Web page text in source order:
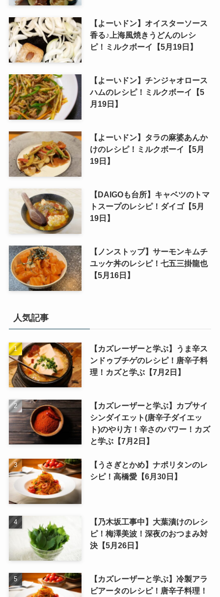
【よーいドン】オイスターソース
香る♪上海風焼きうどんのレシ
ピ！ミルクボーイ【5月19日】
【よーいドン】チンジャオロース
ハムのレシピ！ミルクボーイ【5
月19日】
【よーいドン】タラの麻婆あんか
けのレシピ！ミルクボーイ【5月
19日】
【DAIGOも台所】キャベツのトマ
トスープのレシピ！ダイゴ【5月
19日】
【ノンストップ】サーモンキムチ
ユッケ丼のレシピ！七五三掛龍也
【5月16日】
人気記事
【カズレーザーと学ぶ】うま辛ス
ンドゥブチゲのレシピ！唐辛子料
理！カズと学ぶ【7月2日】
【カズレーザーと学ぶ】カプサイ
シンダイエット(唐辛子ダイエッ
ト)のやり方！辛さのパワー！カズ
と学ぶ【7月2日】
【うさぎとかめ】ナポリタンのレ
シピ！高橋愛【6月30日】
【乃木坂工事中】大葉漬けのレシ
ピ！梅澤美波！深夜のおつまみ対
決【5月26日】
【カズレーザーと学ぶ】冷製アラ
ビアータのレシピ！唐辛子料理！